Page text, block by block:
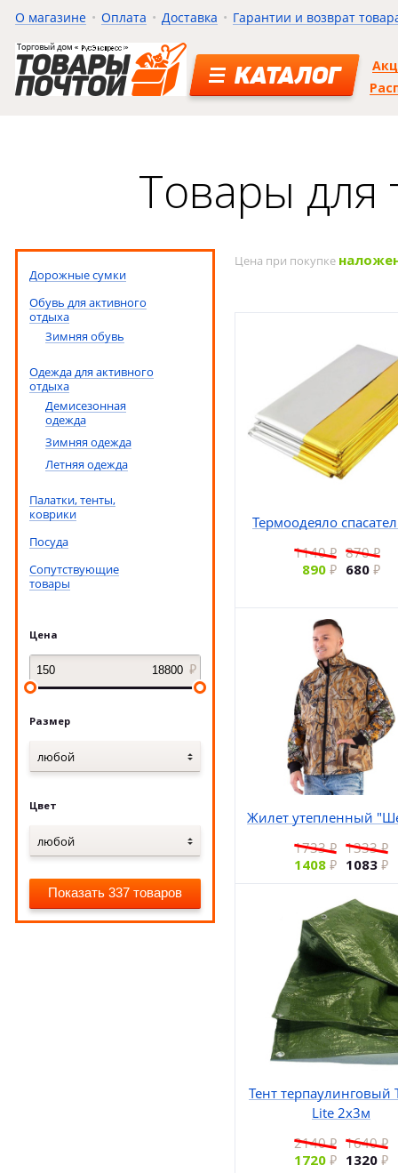
О магазине Оплата Доставка Гарантии и возврат
КАТАЛОГ
Товары для
Дорожные сумки
Обувь для активного
отдыха
Зимняя обувь
Одежда для активного
отдыха
Демисезонная
одежда
Зимняя одежда
Летняя одежда
Палатки, тенты,
коврики
Посуда
Сопутствующие
товары
Цена
Размер
любой
Цвет
любой
Показать 337 товаров
Цена при покупке
Термоодеяло
1140
890
870
680
Жилет утепленный
1733
1408
1333
1083
Тент терпаулинговый
Lite 2х3м
2140
1720
1640
1320